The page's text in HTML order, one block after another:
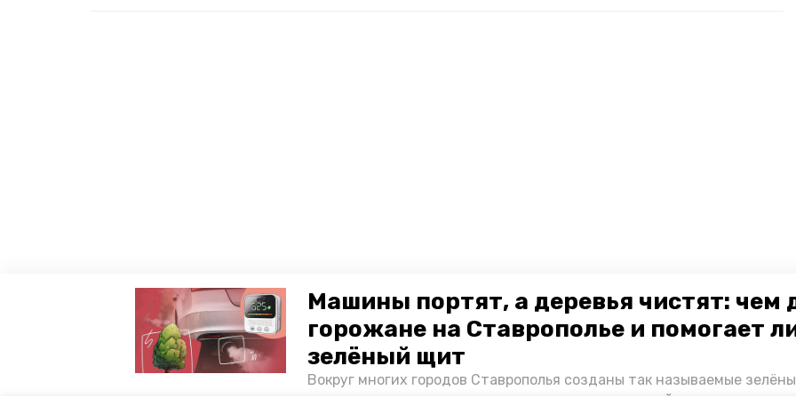
Машины портят, а деревья чистят: чем
горожане на Ставрополье и помогает
зелёный щит
Вокруг многих городов Ставрополья созданы так называемые